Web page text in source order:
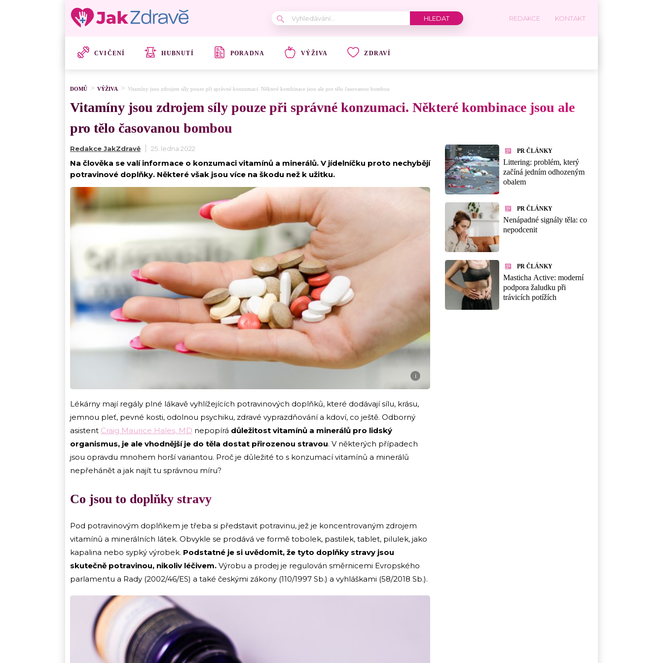
REDAKCE KONTAKT
CVIČENÍ HUBNUTÍ PORADNA VÝŽIVA ZDRAVÍ
DOMŮ VÝŽIVA Vitamíny jsou zdrojem síly pouze při správné konzumaci. Některé kombinace jsou ale pro tělo časovanou bombou
Vitamíny jsou zdrojem síly pouze při správné konzumaci. Některé kombinace jsou ale
pro tělo časovanou bombou
Redakce JakZdravě 25. ledna 2022
Na člověka se valí informace o konzumaci vitamínů a minerálů. V jídelníčku proto nechybějí
potravinové doplňky. Některé však jsou více na škodu než k užitku.
i
Lékárny mají regály plné lákavě vyhlížejících potravinových doplňků, které dodávají sílu, krásu,
jemnou pleť, pevné kosti, odolnou psychiku, zdravé vyprazdňování a kdoví, co ještě. Odborný
asistent Craig Maurice Hales, MD nepopírá důležitost vitamínů a minerálů pro lidský
organismus, je ale vhodnější je do těla dostat přirozenou stravou. V některých případech
jsou opravdu mnohem horší variantou. Proč je důležité to s konzumací vitamínů a minerálů
nepřehánět a jak najít tu správnou míru?
Co jsou to doplňky stravy
Pod potravinovým doplňkem je třeba si představit potravinu, jež je koncentrovaným zdrojem
vitamínů a minerálních látek. Obvykle se prodává ve formě tobolek, pastilek, tablet, pilulek, jako
kapalina nebo sypký výrobek. Podstatné je si uvědomit, že tyto doplňky stravy jsou
skutečně potravinou, nikoliv léčivem. Výrobu a prodej je regulován směrnicemi Evropského
parlamentu a Rady (2002/46/ES) a také českými zákony (110/1997 Sb.) a vyhláškami (58/2018 Sb.).
PR ČLÁNKY
Littering: problém, který
začíná jedním odhozeným
obalem
PR ČLÁNKY
Nenápadné signály těla: co
nepodcenit
PR ČLÁNKY
Masticha Active: moderní
podpora žaludku při
trávicích potížích